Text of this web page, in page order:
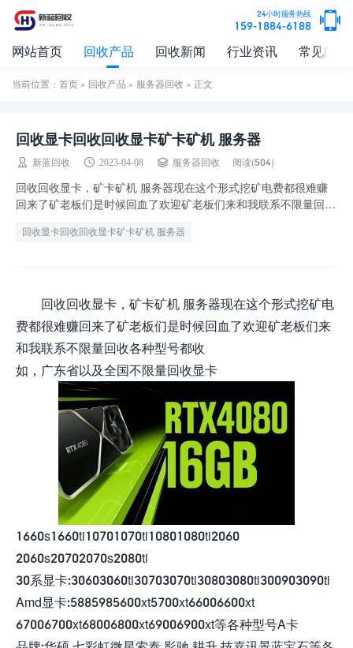
24小时服务热线
159-1884-6188
网站首页 回收产品 回收新闻 行业资讯 常见问题
当前位置： 首页 » 回收产品 » 服务器回收 » 正文
回收显卡回收回收显卡矿卡矿机 服务器
新蓝回收 2023-04-08 服务器回收 阅读(504)
回收回收显卡，矿卡矿机 服务器现在这个形式挖矿电费都很难赚
回来了矿老板们是时候回血了欢迎矿老板们来和我联系不限量回收
回收显卡回收回收显卡矿卡矿机 服务器
回收回收显卡，矿卡矿机 服务器现在这个形式挖矿电
费都很难赚回来了矿老板们是时候回血了欢迎矿老板们来
和我联系不限量回收各种型号都收
如，广东省以及全国不限量回收显卡
1660s1660ti10701070ti10801080ti2060
2060s20702070s2080ti
30系显卡:30603060ti30703070ti30803080ti300903090ti
Amd显卡:5885985600xt5700xt66006600xt
67006700xt68006800xt69006900xt等各种型号A卡